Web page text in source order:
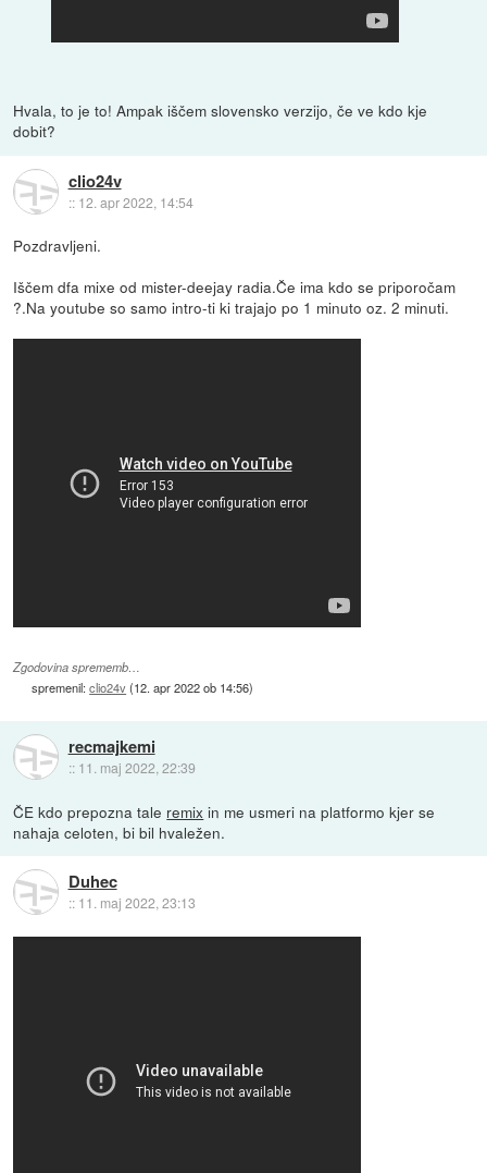
Hvala, to je to! Ampak iščem slovensko verzijo, če ve kdo kje
dobit?
clio24v
:: 12. apr 2022, 14:54
Pozdravljeni.
Iščem dfa mixe od mister-deejay radia.Če ima kdo se priporočam
?.Na youtube so samo intro-ti ki trajajo po 1 minuto oz. 2 minuti.
Zgodovina sprememb…
spremenil:clio24v(12. apr 2022 ob 14:56)
recmajkemi
:: 11. maj 2022, 22:39
ČE kdo prepozna tale remix in me usmeri na platformo kjer se
nahaja celoten, bi bil hvaležen.
Duhec
:: 11. maj 2022, 23:13